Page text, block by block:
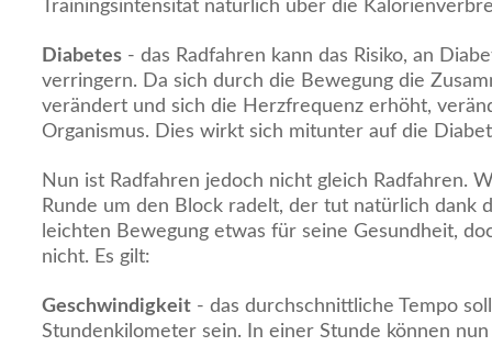
Trainingsintensität natürlich über die
Diabetes - das Radfahren kann das Risiko, an
verringern. Da sich durch die Bewegung die
verändert und sich die Herzfrequenz erhöht,
Organismus. Dies wirkt sich mitunter auf die
Nun ist Radfahren jedoch nicht gleich Radfahren.
Runde um den Block radelt, der tut natürlich dank
leichten Bewegung etwas für seine Gesundheit,
nicht. Es gilt:
Geschwindigkeit - das durchschnittliche Tempo
Stundenkilometer sein. In einer Stunde können